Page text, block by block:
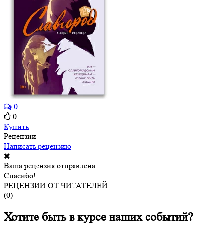
0
0
Купить
Рецензии
Написать рецензию
Ваша рецензия отправлена.
Спасибо!
РЕЦЕНЗИИ ОТ ЧИТАТЕЛЕЙ
(0)
Хотите быть в курсе наших событий?